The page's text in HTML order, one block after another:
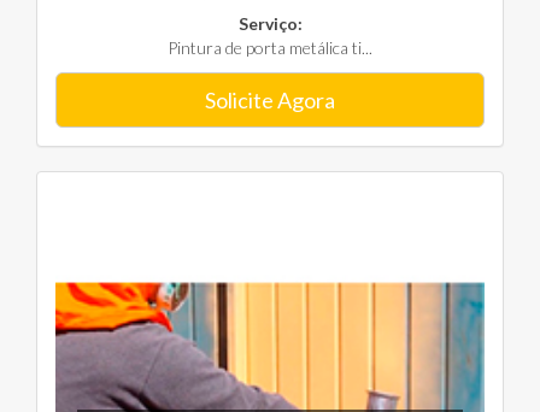
Serviço:
Pintura de porta metálica ti...
Solicite Agora